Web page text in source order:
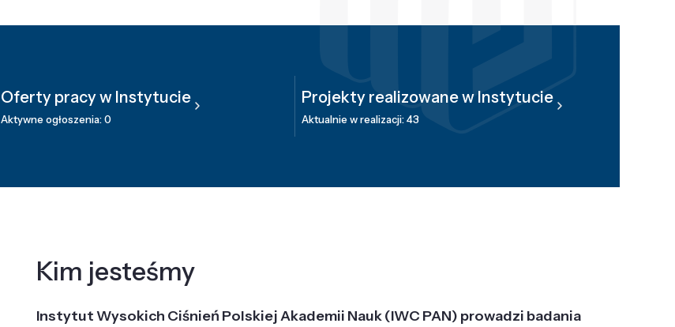
Oferty pracy w Instytucie
Aktywne ogłoszenia: 0
Projekty realizowane w Instytucie
Aktualnie w realizacji: 43
Kim jesteśmy
Instytut Wysokich Ciśnień Polskiej Akademii Nauk (IWC PAN) prowadzi badania